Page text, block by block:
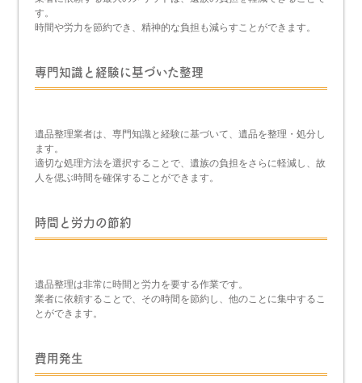
す。
時間や労力を節約でき、精神的な負担も減らすことができます。
専門知識と経験に基づいた整理
遺品整理業者は、専門知識と経験に基づいて、遺品を整理・処分し
ます。
適切な処理方法を選択することで、遺族の負担をさらに軽減し、故
人を偲ぶ時間を確保することができます。
時間と労力の節約
遺品整理は非常に時間と労力を要する作業です。
業者に依頼することで、その時間を節約し、他のことに集中するこ
とができます。
費用発生